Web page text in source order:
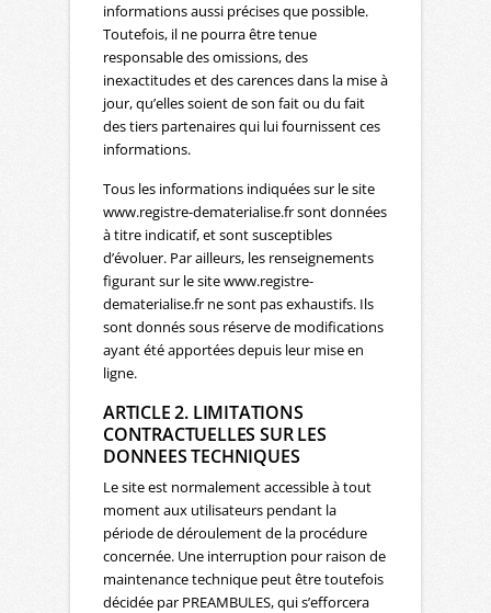
informations aussi précises que possible.
Toutefois, il ne pourra être tenue
responsable des omissions, des
inexactitudes et des carences dans la mise à
jour, qu’elles soient de son fait ou du fait
des tiers partenaires qui lui fournissent ces
informations.
Tous les informations indiquées sur le site
www.registre-dematerialise.fr sont données
à titre indicatif, et sont susceptibles
d’évoluer. Par ailleurs, les renseignements
figurant sur le site www.registre-
dematerialise.fr ne sont pas exhaustifs. Ils
sont donnés sous réserve de modifications
ayant été apportées depuis leur mise en
ligne.
ARTICLE 2. LIMITATIONS
CONTRACTUELLES SUR LES
DONNEES TECHNIQUES
Le site est normalement accessible à tout
moment aux utilisateurs pendant la
période de déroulement de la procédure
concernée. Une interruption pour raison de
maintenance technique peut être toutefois
décidée par PREAMBULES, qui s’efforcera